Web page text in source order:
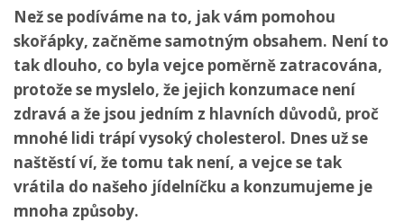
Než se podíváme na to, jak vám pomohou
skořápky, začněme samotným obsahem. Není to
tak dlouho, co byla vejce poměrně zatracována,
protože se myslelo, že jejich konzumace není
zdravá a že jsou jedním z hlavních důvodů, proč
mnohé lidi trápí vysoký cholesterol. Dnes už se
naštěstí ví, že tomu tak není, a vejce se tak
vrátila do našeho jídelníčku a konzumujeme je
mnoha způsoby.